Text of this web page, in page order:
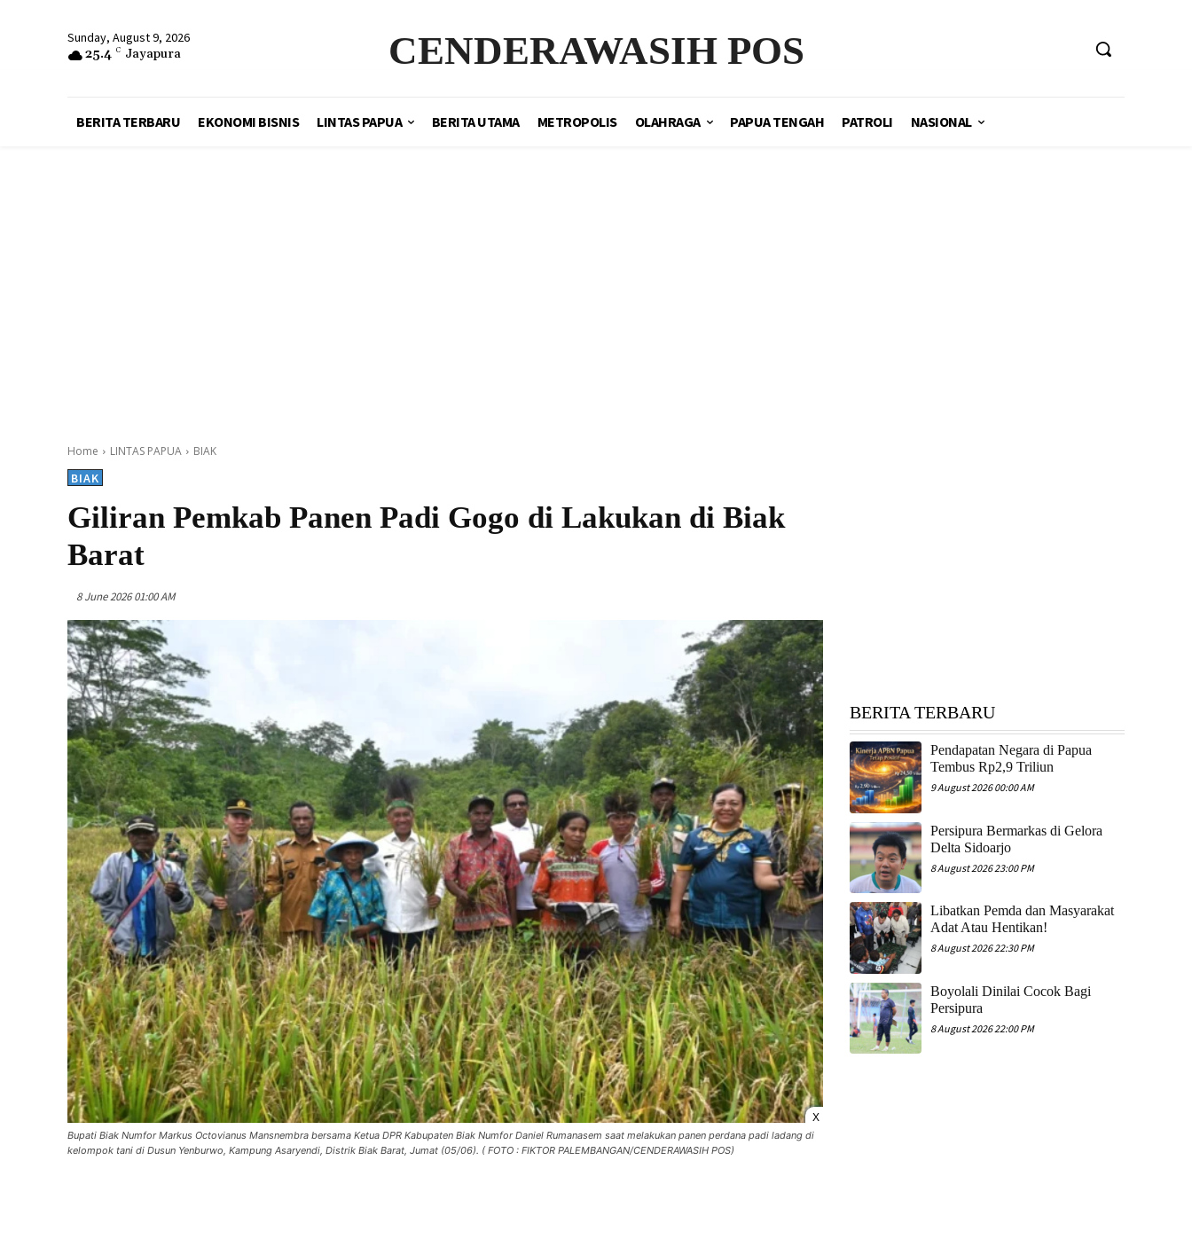
Sunday, August 9, 2026
25.4 C Jayapura CENDERAWASIH POS
BERITA TERBARU EKONOMI BISNIS LINTAS PAPUA BERITA UTAMA METROPOLIS OLAHRAGA PAPUA TENGAH PATROLI NASIONAL
Home LINTAS PAPUA BIAK
BIAK
Giliran Pemkab Panen Padi Gogo di Lakukan di Biak
Barat
8 June 2026 01:00 AM
X
Bupati Biak Numfor Markus Octovianus Mansnembra bersama Ketua DPR Kabupaten Biak Numfor Daniel Rumanasem saat melakukan panen perdana padi ladang di
kelompok tani di Dusun Yenburwo, Kampung Asaryendi, Distrik Biak Barat, Jumat (05/06). ( FOTO : FIKTOR PALEMBANGAN/CENDERAWASIH POS)
BERITA TERBARU
Pendapatan Negara di Papua
Tembus Rp2,9 Triliun
9 August 2026 00:00 AM
Persipura Bermarkas di Gelora
Delta Sidoarjo
8 August 2026 23:00 PM
Libatkan Pemda dan Masyarakat
Adat Atau Hentikan!
8 August 2026 22:30 PM
Boyolali Dinilai Cocok Bagi
Persipura
8 August 2026 22:00 PM